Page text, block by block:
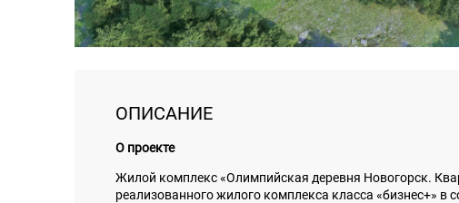
ОПИСАНИЕ
О проекте
Жилой комплекс «Олимпийская деревня Новогорск.
реализованного жилого комплекса класса «бизнес+» в